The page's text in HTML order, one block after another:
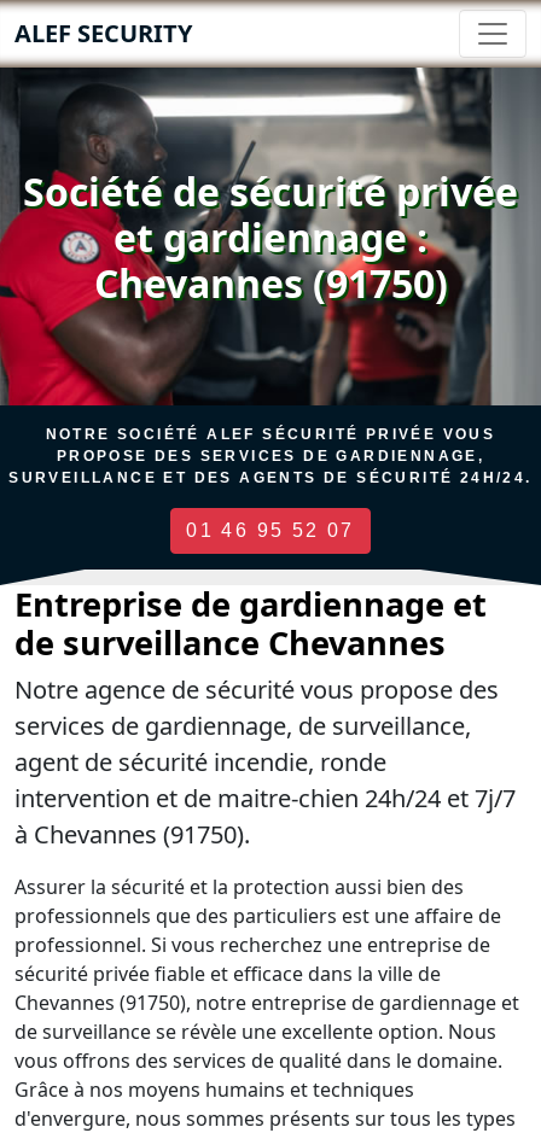
ALEF SECURITY
Société de sécurité privée
et gardiennage :
Chevannes (91750)
NOTRE SOCIÉTÉ ALEF SÉCURITÉ PRIVÉE VOUS
PROPOSE DES SERVICES DE GARDIENNAGE,
SURVEILLANCE ET DES AGENTS DE SÉCURITÉ 24H/24.
01 46 95 52 07
Entreprise de gardiennage et
de surveillance Chevannes
Notre agence de sécurité vous propose des
services de gardiennage, de surveillance,
agent de sécurité incendie, ronde
intervention et de maitre-chien 24h/24 et 7j/7
à Chevannes (91750).
Assurer la sécurité et la protection aussi bien des
professionnels que des particuliers est une affaire de
professionnel. Si vous recherchez une entreprise de
sécurité privée fiable et efficace dans la ville de
Chevannes (91750), notre entreprise de gardiennage et
de surveillance se révèle une excellente option. Nous
vous offrons des services de qualité dans le domaine.
Grâce à nos moyens humains et techniques
d'envergure, nous sommes présents sur tous les types